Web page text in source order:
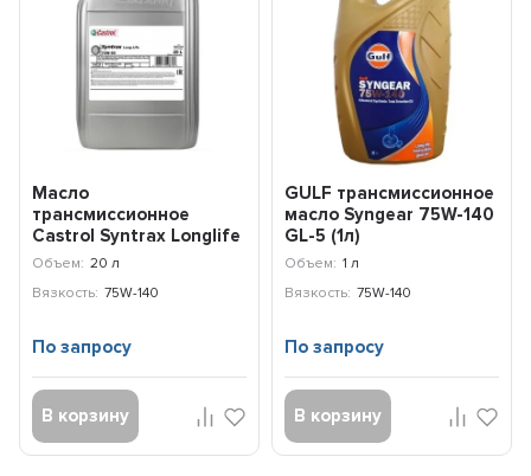
Масло
трансмиссионное
Castrol Syntrax Longlife
75W-140 (20л) 154F13
Объем: 20 л
Вязкость: 75W-140
По запросу
В корзину
GULF трансмиссионное
масло Syngear 75W-140
GL-5 (1л)
5056004121314
Объем: 1 л
Вязкость: 75W-140
По запросу
В корзину